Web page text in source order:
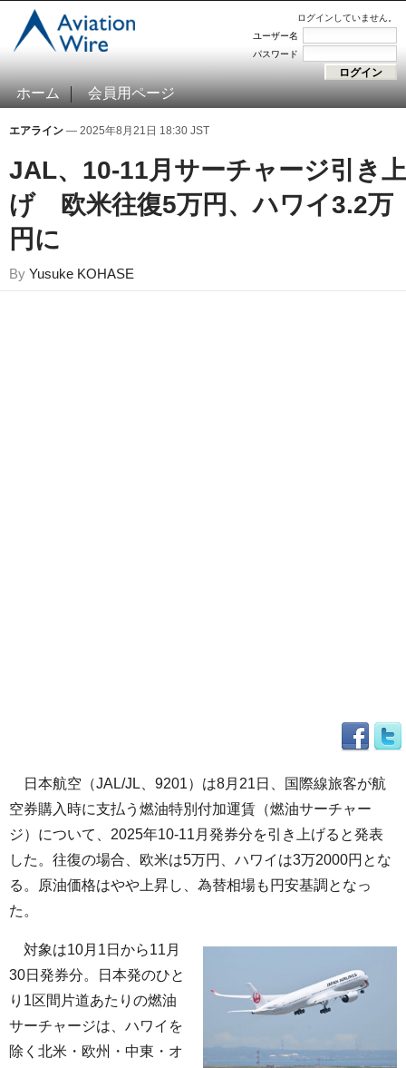
ログインしていません。
ユーザー名
パスワード
ホーム 会員用ページ
エアライン — 2025年8月21日 18:30 JST
JAL、10-11月サーチャージ引き上
げ 欧米往復5万円、ハワイ3.2万
円に
By Yusuke KOHASE
日本航空（JAL/JL、9201）は8月21日、国際線旅客が航
空券購入時に支払う燃油特別付加運賃（燃油サーチャー
ジ）について、2025年10-11月発券分を引き上げると発表
した。往復の場合、欧米は5万円、ハワイは3万2000円とな
る。原油価格はやや上昇し、為替相場も円安基調となっ
た。
対象は10月1日から11月
30日発券分。日本発のひと
り1区間片道あたりの燃油
サーチャージは、ハワイを
除く北米・欧州・中東・オ